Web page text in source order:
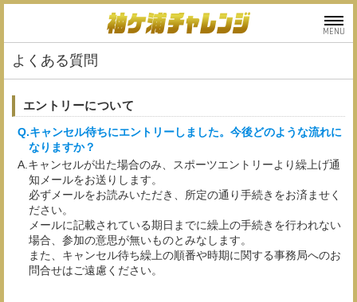
MENU
よくある質問
エントリーについて
キャンセル待ちにエントリーしました。今後どのような流れに
なりますか？
キャンセルが出た場合のみ、スポーツエントリーより繰上げ通
知メールをお送りします。
必ずメールをお読みいただき、所定の通り手続きをお済ませく
ださい。
メールに記載されている期日までに繰上の手続きを行われない
場合、参加の意思が無いものとみなします。
また、キャンセル待ち繰上の順番や時期に関する事務局へのお
問合せはご遠慮ください。